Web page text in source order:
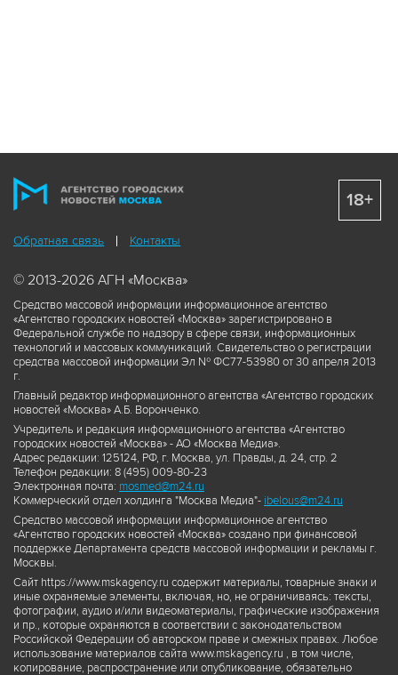
Обратная связь Контакты
© 2013-2026 АГН «Москва»
Средство массовой информации информационное агентство
«Агентство городских новостей «Москва» зарегистрировано в
Федеральной службе по надзору в сфере связи, информационных
технологий и массовых коммуникаций. Свидетельство о регистрации
средства массовой информации Эл № ФС77-53980 от 30 апреля 2013
г.
Главный редактор информационного агентства «Агентство городских
новостей «Москва» А.Б. Воронченко.
Учредитель и редакция информационного агентства «Агентство
городских новостей «Москва» - АО «Москва Медиа».
Адрес редакции: 125124, РФ, г. Москва, ул. Правды, д. 24, стр. 2
Телефон редакции: 8 (495) 009-80-23
Электронная почта: mosmed@m24.ru
Коммерческий отдел холдинга "Москва Медиа"- ibelous@m24.ru
Средство массовой информации информационное агентство
«Агентство городских новостей «Москва» создано при финансовой
поддержке Департамента средств массовой информации и рекламы г.
Москвы.
Сайт https://www.mskagency.ru содержит материалы, товарные знаки и
иные охраняемые элементы, включая, но, не ограничиваясь: тексты,
фотографии, аудио и/или видеоматериалы, графические изображения
и пр., которые охраняются в соответствии с законодательством
Российской Федерации об авторском праве и смежных правах. Любое
использование материалов сайта www.mskagency.ru , в том числе,
копирование, распространение или опубликование, обязательно
18+